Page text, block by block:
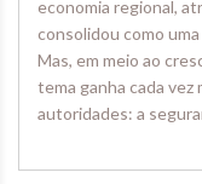
economia regional,
consolidou como
Mas, em meio ao
tema ganha cada
autoridades: a